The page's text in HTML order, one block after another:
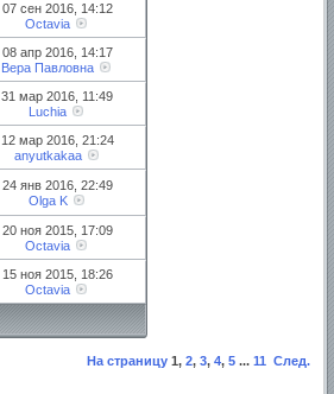
07 сен 2016, 14:12
Octavia
08 апр 2016, 14:17
Вера Павловна
31 мар 2016, 11:49
Luchia
12 мар 2016, 21:24
anyutkakaa
24 янв 2016, 22:49
Olga K
20 ноя 2015, 17:09
Octavia
15 ноя 2015, 18:26
Octavia
На страницу 1, 2, 3, 4, 5 ... 11 След.